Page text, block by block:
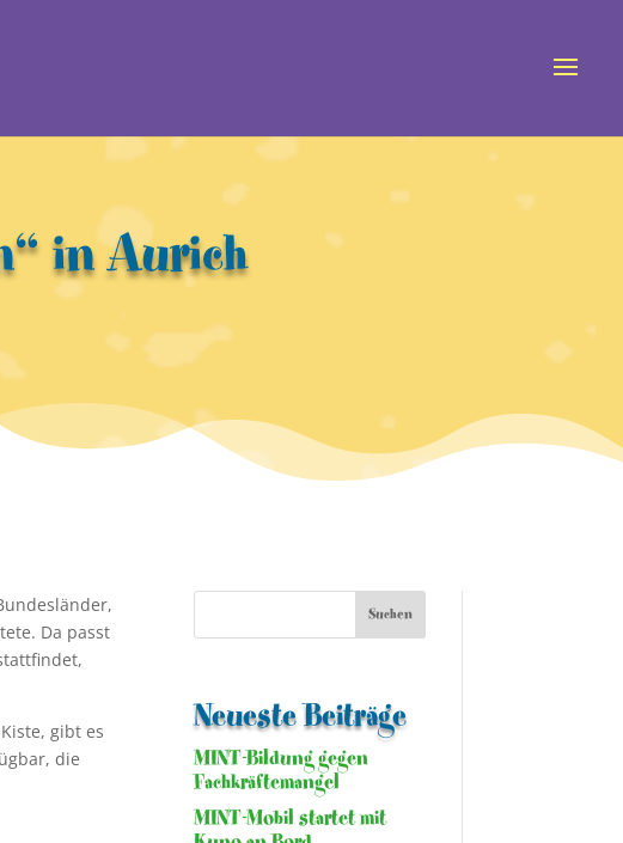
in Aurich
Da passt
gibt es
die
Neueste Beiträge
MINT-Bildung gegen
Fachkräftemangel
MINT-Mobil startet mit